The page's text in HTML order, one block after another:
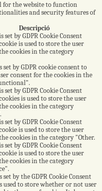
for the website to function
and security features of
Descripció
set by GDPR Cookie Consent
is used to store the user
cookies in the category
set by GDPR cookie consent to
consent for the cookies in the
set by GDPR Cookie Consent
is used to store the user
cookies in the category
set by GDPR Cookie Consent
is used to store the user
cookies in the category "Other.
set by GDPR Cookie Consent
is used to store the user
cookies in the category
set by the GDPR Cookie Consent
used to store whether or not user